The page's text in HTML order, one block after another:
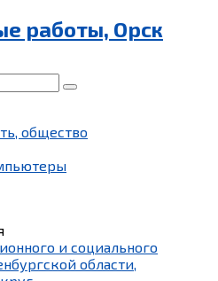
работы, Орск
общество
и социального
области,